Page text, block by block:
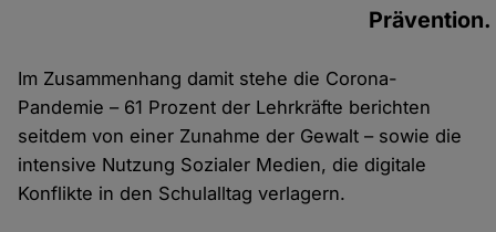
Prävention.
Im Zusammenhang damit stehe die Corona-
Pandemie – 61 Prozent der Lehrkräfte berichten
seitdem von einer Zunahme der Gewalt – sowie die
intensive Nutzung Sozialer Medien, die digitale
Konflikte in den Schulalltag verlagern.